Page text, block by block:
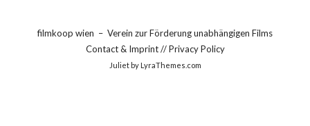
filmkoop wien – Verein zur Förderung unabhängigen Films
Contact & Imprint//Privacy Policy
Julietby LyraThemes.com